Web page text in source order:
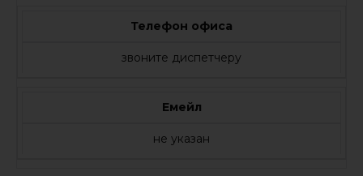
Телефон офиса
звоните диспетчеру
Емейл
не указан